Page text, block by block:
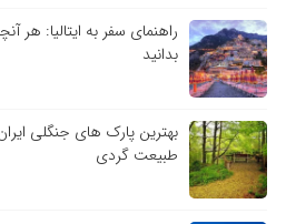
راهنمای سفر به ایتالیا: هر
بدانید
بهترین پارک های جنگلی
طبیعت گردی